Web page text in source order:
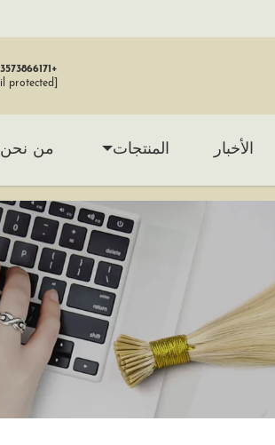
+86-13573866171
من نحن المنتجات الأخبار